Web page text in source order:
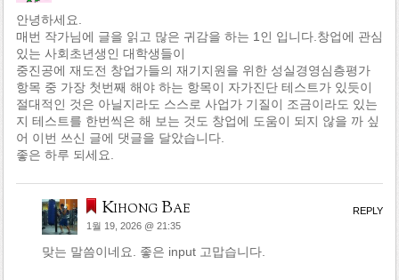
안녕하세요.
매번 작가님에 글을 읽고 많은 귀감을 하는 1인 입니다.창업에 관심
있는 사회초년생인 대학생들이
중진공에 재도전 창업가들의 재기지원을 위한 성실경영심층평가
항목 중 가장 첫번째 해야 하는 항목이 자가진단 테스트가 있듯이
절대적인 것은 아닐지라도 스스로 사업가 기질이 조금이라도 있는
지 테스트를 한번씩은 해 보는 것도 창업에 도움이 되지 않을 까 싶
어 이번 쓰신 글에 댓글을 달았습니다.
좋은 하루 되세요.
Kihong Bae
1월 19, 2026 @ 21:35
맞는 말씀이네요. 좋은 input 고맙습니다.
REPLY